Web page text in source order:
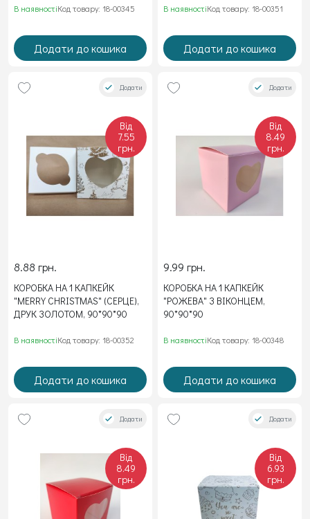
В наявностіКод товару: 18-00345
Додати до кошика
В наявностіКод товару: 18-00351
Додати до кошика
Додати
Від
7.55
грн.
8.88 грн.
КОРОБКА НА 1 КАПКЕЙК
"MERRY CHRISTMAS" (СЕРЦЕ),
ДРУК ЗОЛОТОМ, 90*90*90
В наявностіКод товару: 18-00352
Додати до кошика
Додати
Від
8.49
грн.
9.99 грн.
КОРОБКА НА 1 КАПКЕЙК
"РОЖЕВА" З ВІКОНЦЕМ,
90*90*90
В наявностіКод товару: 18-00348
Додати до кошика
Додати
Від
8.49
грн.
Додати
Від
6.93
грн.